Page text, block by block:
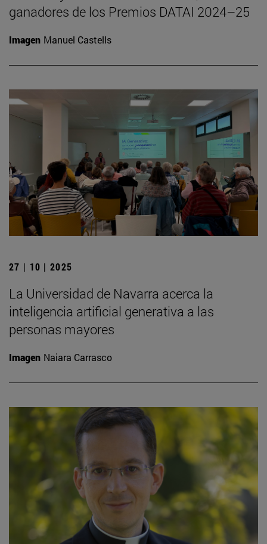
ganadores de los Premios DATAI 2024–25
Imagen Manuel Castells
27 | 10 | 2025
La Universidad de Navarra acerca la
inteligencia artificial generativa a las
personas mayores
Imagen Naiara Carrasco